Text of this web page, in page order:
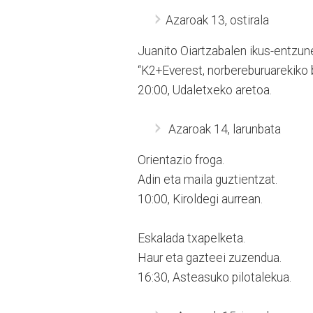
Azaroak 13, ostirala
Juanito Oiartzabalen ikus-
“K2+Everest, norbereburuarekiko
20:00, Udaletxeko aretoa.
Azaroak 14, larunbata
Orientazio froga.
Adin eta maila guztientzat.
10:00, Kiroldegi aurrean.
Eskalada txapelketa.
Haur eta gazteei zuzendua.
16:30, Asteasuko pilotalekua.